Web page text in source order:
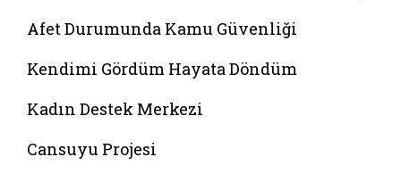
Afet Durumunda Kamu Güvenliği
Kendimi Gördüm Hayata Döndüm
Kadın Destek Merkezi
Cansuyu Projesi